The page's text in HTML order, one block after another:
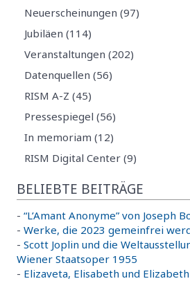
Neuerscheinungen (97)
Jubiläen (114)
Veranstaltungen (202)
Datenquellen (56)
RISM A-Z (45)
Pressespiegel (56)
In memoriam (12)
RISM Digital Center (9)
BELIEBTE BEITRÄGE
- “L’Amant Anonyme” von Joseph
- Werke, die 2023 gemeinfrei
- Scott Joplin und die
Wiener Staatsoper 1955
- Elizaveta, Elisabeth und Elizabeth